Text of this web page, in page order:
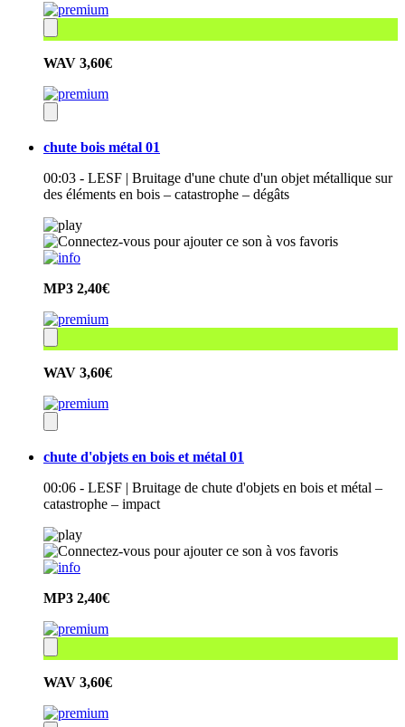
WAV 3,60€
chute bois métal 01
00:03 - LESF | Bruitage d'une chute d'un objet métallique sur
des éléments en bois – catastrophe – dégâts
MP3 2,40€
WAV 3,60€
chute d'objets en bois et métal 01
00:06 - LESF | Bruitage de chute d'objets en bois et métal –
catastrophe – impact
MP3 2,40€
WAV 3,60€